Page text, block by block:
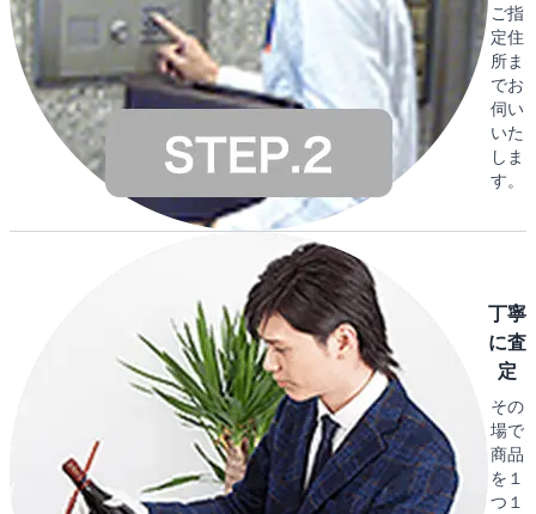
ご指
定住
所ま
でお
伺い
いた
しま
す。
丁寧
に査
定
その
場で
商品
を１
つ１